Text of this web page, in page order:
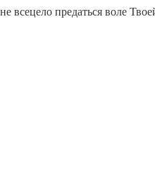
предаться воле